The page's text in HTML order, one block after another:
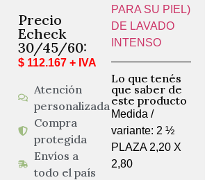
Precio
Echeck
30/45/60:
$ 112.167 + IVA
Atención
personalizada
Compra
protegida
Envíos a
todo el país
PARA SU PIEL)
DE LAVADO
INTENSO
Lo que tenés
que saber de
este producto
Medida /
variante: 2 ½
PLAZA 2,20 X
2,80